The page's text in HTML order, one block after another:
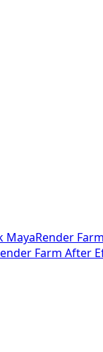
MayaRender
Farm After